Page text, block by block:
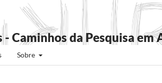
- Caminhos da Pesquisa em
Sobre